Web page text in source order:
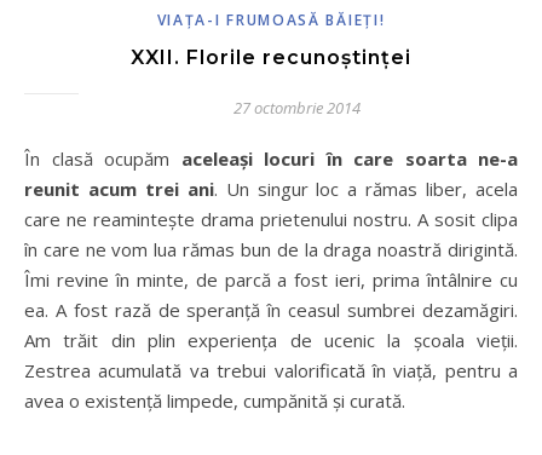
VIAȚA-I FRUMOASĂ BĂIEȚI!
XXII. Florile recunoștinței
27 octombrie 2014
În clasă ocupăm aceleași locuri în care soarta ne-a
reunit acum trei ani. Un singur loc a rămas liber, acela
care ne reamintește drama prietenului nostru. A sosit clipa
în care ne vom lua rămas bun de la draga noastră dirigintă.
Îmi revine în minte, de parcă a fost ieri, prima întâlnire cu
ea. A fost rază de speranță în ceasul sumbrei dezamăgiri.
Am trăit din plin experiența de ucenic la școala vieții.
Zestrea acumulată va trebui valorificată în viață, pentru a
avea o existență limpede, cumpănită și curată.